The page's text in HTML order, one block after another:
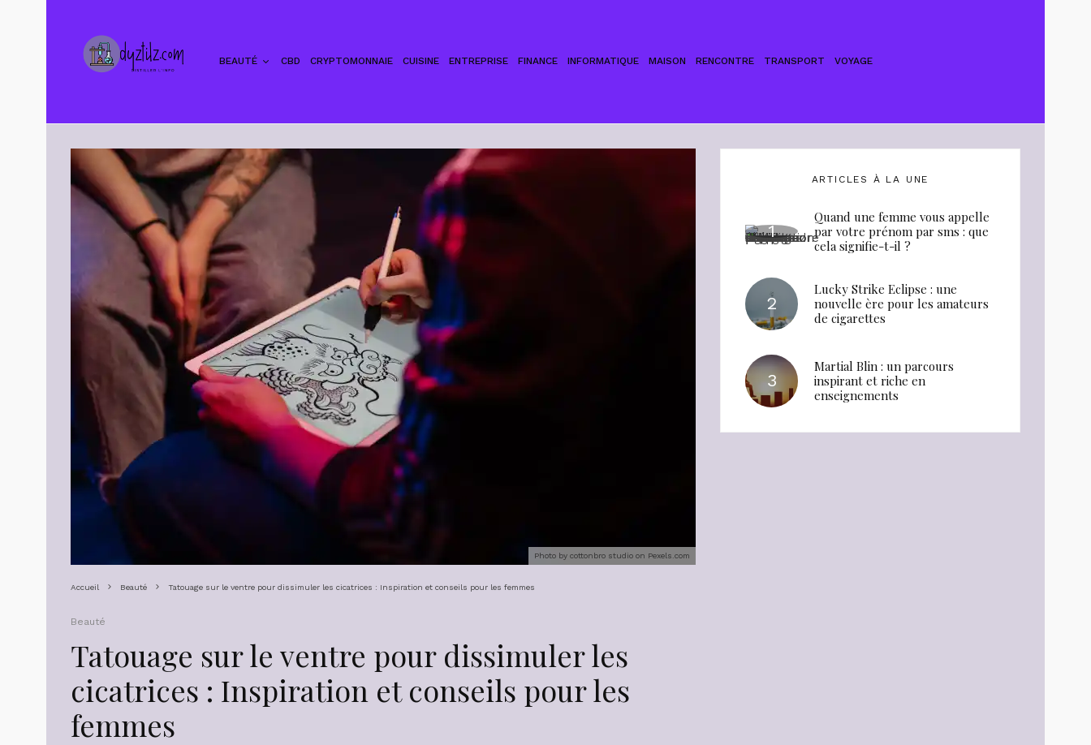
BEAUTÉ CBD CRYPTOMONNAIE CUISINE ENTREPRISE FINANCE INFORMATIQUE MAISON RENCONTRE TRANSPORT VOYAGE
Photo by cottonbro studio on Pexels.com
Accueil Beauté Tatouage sur le ventre pour dissimuler les cicatrices : Inspiration et conseils pour les femmes
Beauté
Tatouage sur le ventre pour dissimuler les
cicatrices : Inspiration et conseils pour les
femmes
ARTICLES À LA UNE
Quand une femme vous appelle
par votre prénom par sms : que
cela signifie-t-il ?
Lucky Strike Eclipse : une
nouvelle ère pour les amateurs
de cigarettes
Martial Blin : un parcours
inspirant et riche en
enseignements